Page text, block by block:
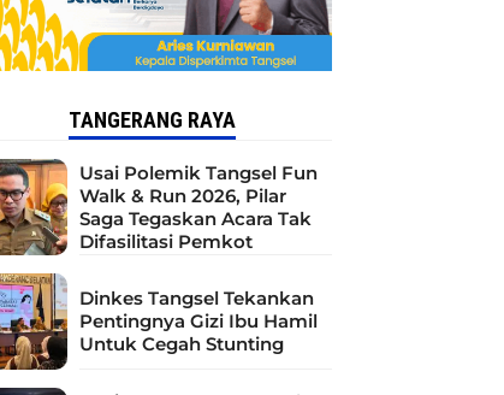
TANGERANG RAYA
Usai Polemik Tangsel Fun
Walk & Run 2026, Pilar
Saga Tegaskan Acara Tak
Difasilitasi Pemkot
Dinkes Tangsel Tekankan
Pentingnya Gizi Ibu Hamil
Untuk Cegah Stunting